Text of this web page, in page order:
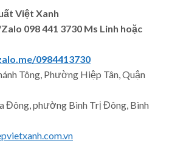
Việt Xanh
098 441 3730 Ms Linh hoặc
0984413730
Tông, Phường Hiệp Tân, Quận
Đông, phường Bình Trị Đông, Bình